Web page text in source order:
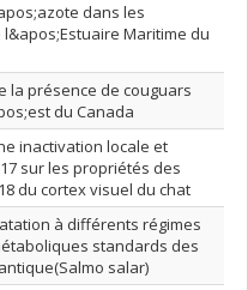
dans les
Maritime du
la présence de couguars
du Canada
inactivation locale et
sur les propriétés des
du cortex visuel du chat
à différents régimes
standards des
salar)